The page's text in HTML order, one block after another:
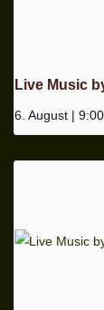
Live Music
6. August |